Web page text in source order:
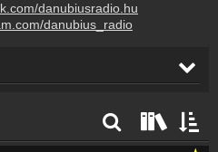
danubiusradio.hu
danubius_radio